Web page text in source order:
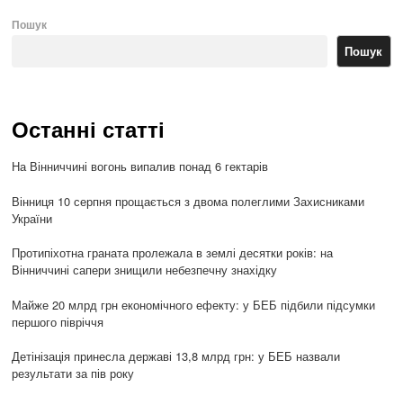
Пошук
Пошук
Останні статті
На Вінниччині вогонь випалив понад 6 гектарів
Вінниця 10 серпня прощається з двома полеглими Захисниками
України
Протипіхотна граната пролежала в землі десятки років: на
Вінниччині сапери знищили небезпечну знахідку
Майже 20 млрд грн економічного ефекту: у БЕБ підбили підсумки
першого півріччя
Детінізація принесла державі 13,8 млрд грн: у БЕБ назвали
результати за пів року